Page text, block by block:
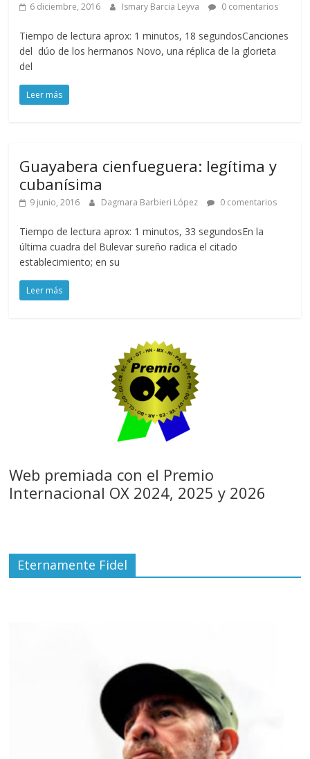
6 diciembre, 2016 Ismary Barcia Leyva 0 comentarios
Tiempo de lectura aprox: 1 minutos, 18 segundosCanciones
del dúo de los hermanos Novo, una réplica de la glorieta
del
Leer más
Guayabera cienfueguera: legítima y
cubanísima
9 junio, 2016 Dagmara Barbieri López 0 comentarios
Tiempo de lectura aprox: 1 minutos, 33 segundosEn la
última cuadra del Bulevar sureño radica el citado
establecimiento; en su
Leer más
Web premiada con el Premio
Internacional OX 2024, 2025 y 2026
Eternamente Fidel